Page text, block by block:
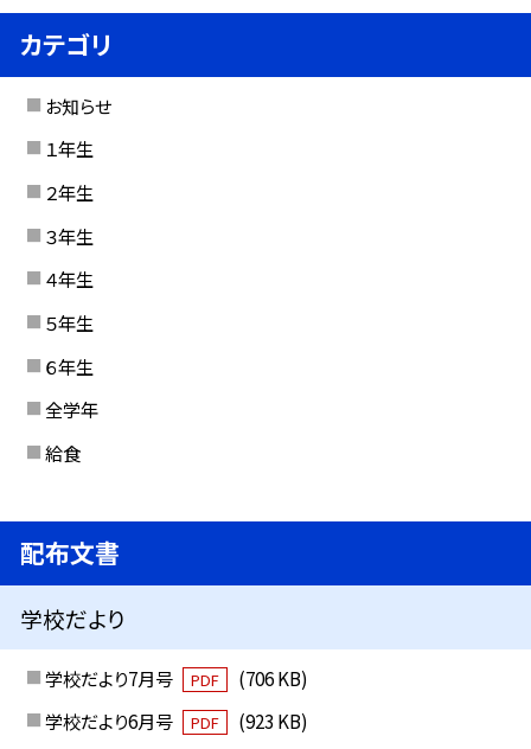
カテゴリ
お知らせ
１年生
２年生
３年生
４年生
５年生
６年生
全学年
給食
配布文書
学校だより
学校だより7月号 PDF
(706 KB)
学校だより6月号
PDF
(923 KB)